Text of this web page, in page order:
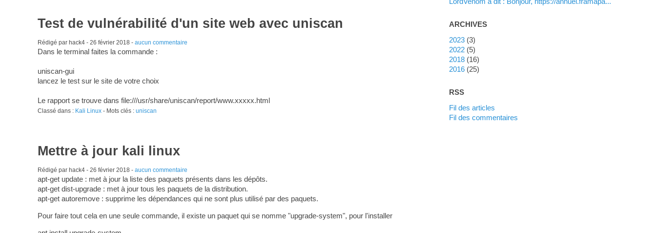
Test de vulnérabilité d'un site web avec uniscan
Rédigé par hack4 - 26 février 2018 - aucun commentaire
Dans le terminal faites la commande :
uniscan-gui
lancez le test sur le site de votre choix
Le rapport se trouve dans file:///usr/share/uniscan/report/www.xxxxx.html
Classé dans : Kali Linux- Mots clés : uniscan
Mettre à jour kali linux
Rédigé par hack4 - 26 février 2018 - aucun commentaire
apt-get update : met à jour la liste des paquets présents dans les dépôts.
apt-get dist-upgrade : met à jour tous les paquets de la distribution.
apt-get autoremove : supprime les dépendances qui ne sont plus utilisé par des paquets.
Pour faire tout cela en une seule commande, il existe un paquet qui se nomme "upgrade-system", pour l'installer
ARCHIVES
2023 (3)
2022 (5)
2018 (16)
2016 (25)
RSS
Fil des articles
Fil des commentaires